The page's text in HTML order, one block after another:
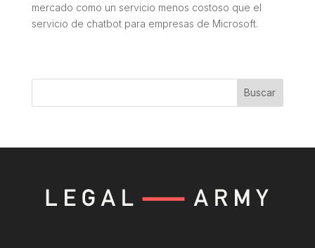
mercado como un servicio menos costoso que el
servicio de chatbot para empresas de Microsoft.
Buscar